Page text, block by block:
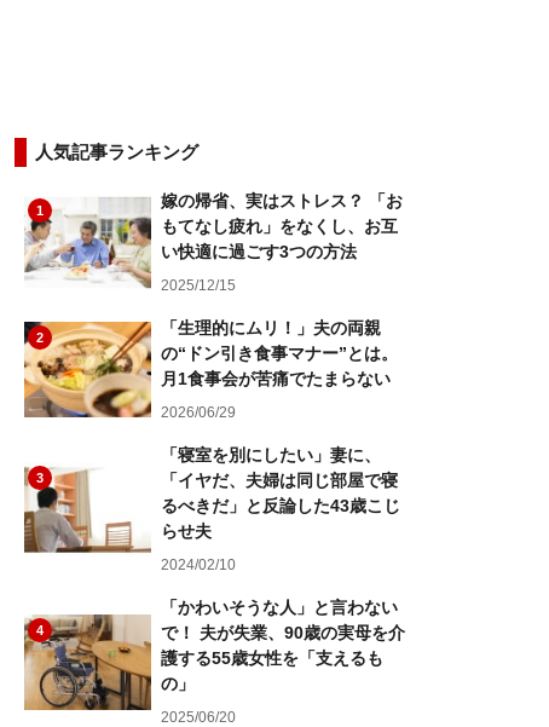
人気記事ランキング
1
嫁の帰省、実はストレス？ 「お
もてなし疲れ」をなくし、お互
い快適に過ごす3つの方法
2025/12/15
2
「生理的にムリ！」夫の両親
の“ドン引き食事マナー”とは。
月1食事会が苦痛でたまらない
2026/06/29
3
「寝室を別にしたい」妻に、
「イヤだ、夫婦は同じ部屋で寝
るべきだ」と反論した43歳こじ
らせ夫
2024/02/10
4
「かわいそうな人」と言わない
で！ 夫が失業、90歳の実母を介
護する55歳女性を「支えるも
の」
2025/06/20